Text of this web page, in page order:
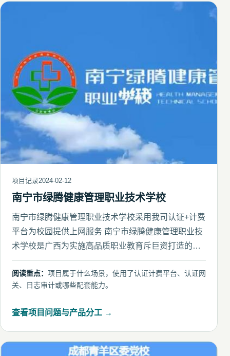
项目记录2024-02-12
南宁市绿腾健康管理职业技术学校
南宁市绿腾健康管理职业技术学校采用我司认证+计费
平台为校园提供上网服务 南宁市绿腾健康管理职业技
术学校是广西为实施高品质职业教育斥巨资打造的一
所超大规模、现代化
阅读重点： 项目属于什么场景，使用了认证计费平台、认证网
关、日志审计或哪些配套能力。
查看项目问题与产品分工 →